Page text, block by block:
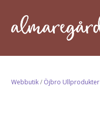
Webbutik/ Öjbro Ullprodukter